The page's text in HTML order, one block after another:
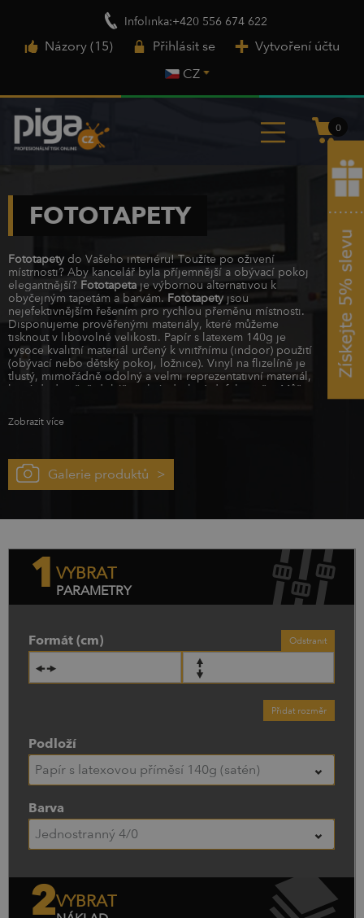
Infolinka:+420 556 674 622
Názory (15) Přihlásit se
Vytvoření účtu
CZ
0
FOTOTAPETY
Fototapety do Vašeho interiéru! Toužíte po oživení
místrnosti? Aby kancelář byla příjemnější a obývací pokoj
elegantnější? Fototapeta je výbornou alternativou k
obyčejným tapetám a barvám. Fototapety jsou
nejefektivnějším řešením pro rychlou přeměnu místnosti.
Disponujeme prověřenými materiály, které můžeme
tisknout v libovolné velikosti. Papír s latexem 140g je
vysoce kvalitní materiál určený k vnitřnímu (indoor) použití
(obývací nebo dětský pokoj, ložnice). Vinyl na flizelíně je
tlustý, mimořádně odolný a velmi reprezentativní materiál,
který dodatečně dokáže zakrýt drobné defekty stěn. Může
fototapeta
chrání tak vzor před deformací.
Zobrazit více
Galerie produktů
1 VYBRAT
PARAMETRY
Odstranit
Formát (cm)
Přidat rozměr
Podloží
Papír s latexovou příměsí 140g (satén)
Barva
Jednostranný 4/0
2VYBRAT